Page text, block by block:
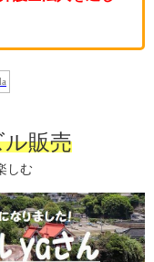
ル販売
しむ